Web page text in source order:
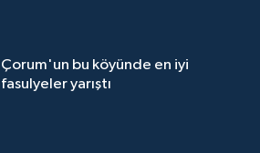
Çorum'un bu köyünde en iyi
fasulyeler yarıştı